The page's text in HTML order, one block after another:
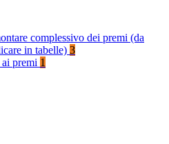
complessivo dei premi (da
in tabelle) 3
premi 1